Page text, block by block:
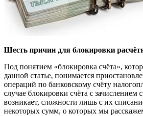
Шесть причин для блокировки
Под понятием «блокировка счёта»,
данной статье, понимается
операций по банковскому счёту
случае блокировки счёта с зачислением
возникает, сложности лишь с их
некоторых сумм, о которых мы